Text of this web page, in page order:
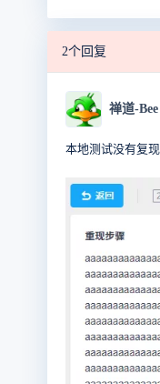
2个回复
禅道-Bee
本地测试没有复现